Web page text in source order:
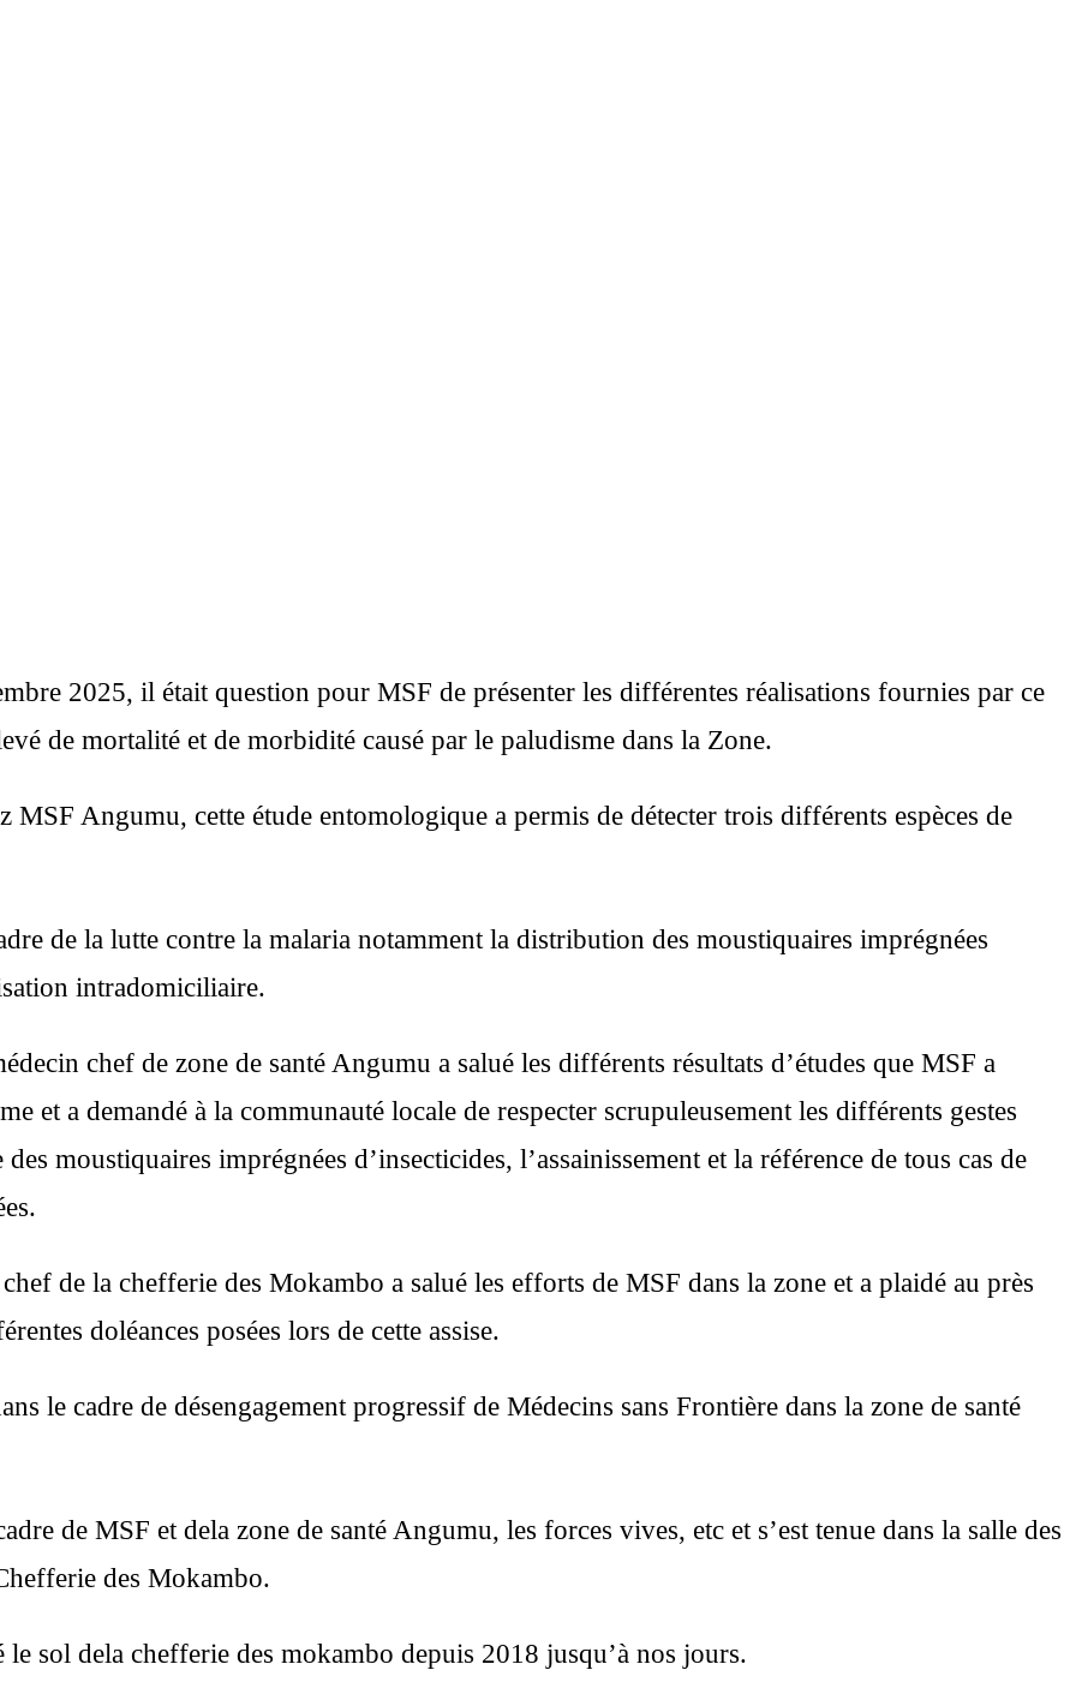
2025, il était question pour MSF de présenter les différentes réalisations fournies par ce
de mortalité et de morbidité causé par le paludisme dans la Zone.
Angumu, cette étude entomologique a permis de détecter trois différents espèces de
de la lutte contre la malaria notamment la distribution des moustiquaires imprégnées
intradomiciliaire.
chef de zone de santé Angumu a salué les différents résultats d’études que MSF a
et a demandé à la communauté locale de respecter scrupuleusement les différents gestes
moustiquaires imprégnées d’insecticides, l’assainissement et la référence de tous cas de
de la chefferie des Mokambo a salué les efforts de MSF dans la zone et a plaidé au près
doléances posées lors de cette assise.
le cadre de désengagement progressif de Médecins sans Frontière dans la zone de santé
de MSF et dela zone de santé Angumu, les forces vives, etc et s’est tenue dans la salle des
des Mokambo.
sol dela chefferie des mokambo depuis 2018 jusqu’à nos jours.